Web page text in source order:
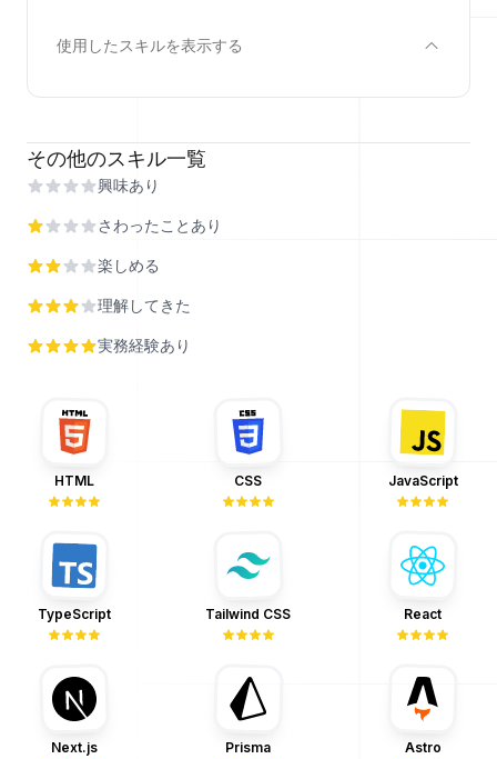
使用したスキルを表示する
その他のスキル一覧
興味あり
さわったことあり
楽しめる
理解してきた
実務経験あり
HTMLへのリンク
HTML CSSへのリンク
CSS JavaScript
JavaScript
TypeScript へのリンク
TypeScript Tailwind CSS へのリンク
Tailwind CSS Reactへのリ
React
Next.js
Next.js Prisma
Prisma Astroへのリ
Astro